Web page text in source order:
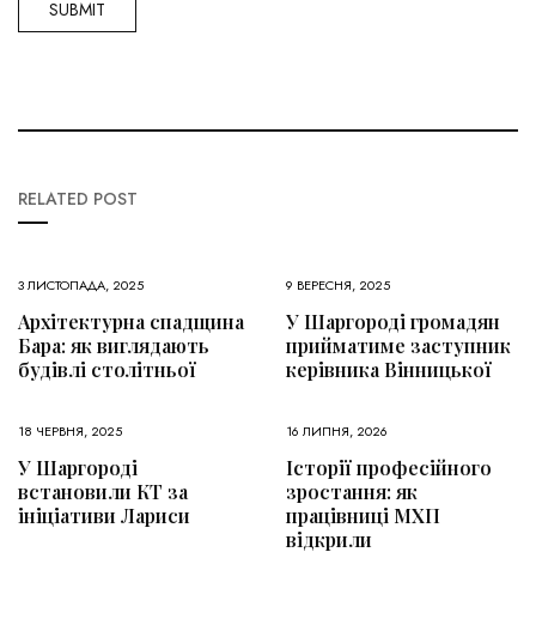
RELATED POST
3 ЛИСТОПАДА, 2025
Архітектурна спадщина
Бара: як виглядають
будівлі столітньої
9 ВЕРЕСНЯ, 2025
У Шаргороді громадян
прийматиме заступник
керівника Вінницької
18 ЧЕРВНЯ, 2025
У Шаргороді
встановили КТ за
ініціативи Лариси
16 ЛИПНЯ, 2026
Історії професійного
зростання: як
працівниці МХП
відкрили